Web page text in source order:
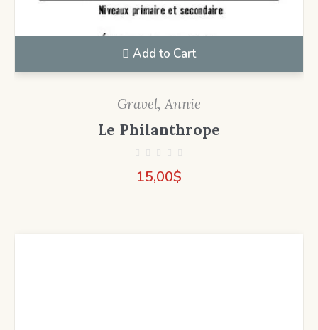
Add to Cart
Gravel, Annie
Le Philanthrope
15,00$